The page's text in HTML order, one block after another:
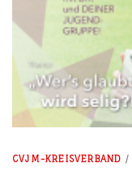
CVJM-KREISVERBAND /